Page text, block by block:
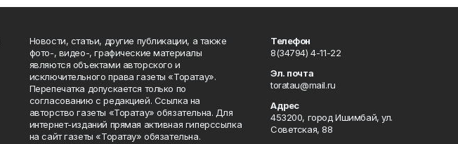
Новости, статьи, другие публикации, а также
фото-, видео-, графические материалы
являются объектами авторского и
исключительного права газеты «Торатау».
Перепечатка допускается только по
согласованию с редакцией. Ссылка на
авторство газеты «Торатау» обязательна. Для
интернет-изданий прямая активная гиперссылка
на сайт газеты «Торатау» обязательна.
Телефон
8(34794) 4-11-22
Эл. почта
toratau@mail.ru
Адрес
453200, город Ишимбай, ул.
Советская, 88